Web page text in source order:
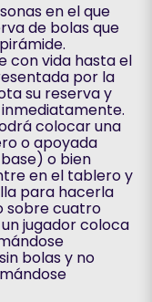
en el que
de bolas que
con vida hasta el
por la
su reserva y
colocar una
o apoyada
o bien
en el tablero y
para hacerla
sobre cuatro
jugador coloca
bolas y no